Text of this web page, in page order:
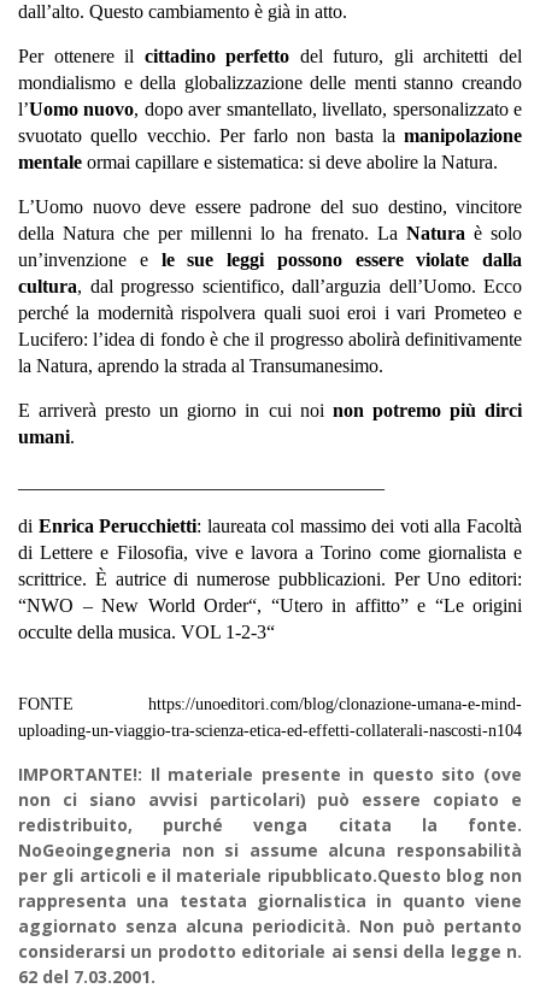
dall’alto. Questo cambiamento è già in atto.
Per ottenere il cittadino perfetto del futuro, gli architetti del
mondialismo e della globalizzazione delle menti stanno creando
l’Uomo nuovo, dopo aver smantellato, livellato, spersonalizzato e
svuotato quello vecchio. Per farlo non basta la manipolazione
mentale ormai capillare e sistematica: si deve abolire la Natura.
L’Uomo nuovo deve essere padrone del suo destino, vincitore
della Natura che per millenni lo ha frenato. La Natura è solo
un’invenzione e
le sue leggi possono essere violate dalla
cultura, dal progresso scientifico, dall’arguzia dell’Uomo. Ecco
perché la modernità rispolvera quali suoi eroi i vari Prometeo e
Lucifero: l’idea di fondo è che il progresso abolirà definitivamente
la Natura, aprendo la strada al Transumanesimo.
E arriverà presto un giorno in cui noi non potremo più dirci
umani.
di Enrica Perucchietti: laureata col massimo dei voti alla Facoltà
di Lettere e Filosofia, vive e lavora a Torino come giornalista e
scrittrice. È autrice di numerose pubblicazioni. Per Uno editori:
“NWO – New World Order“, “Utero in affitto” e “Le origini
occulte della musica. VOL 1-2-3“
FONTE https://unoeditori.com/blog/clonazione-umana-e-mind-
uploading-un-viaggio-tra-scienza-etica-ed-effetti-collaterali-nascosti-n104
IMPORTANTE!: Il materiale presente in questo sito (ove
non ci siano avvisi particolari) può essere copiato e
redistribuito, purché venga citata la fonte.
NoGeoingegneria non si assume alcuna responsabilità
per gli articoli e il materiale ripubblicato.Questo blog non
rappresenta una testata giornalistica in quanto viene
aggiornato senza alcuna periodicità. Non può pertanto
considerarsi un prodotto editoriale ai sensi della legge n.
62 del 7.03.2001.